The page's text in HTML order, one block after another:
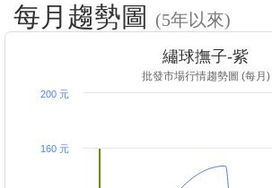
每月趨勢圖 (5年以來)
繡球撫子-紫
批發市場行情趨勢圖 (每月)
160 元
200 元